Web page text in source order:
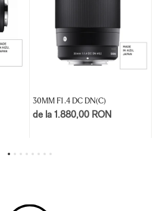
30MM F1.4 DC DN(C)
de la 1.880,00 RON